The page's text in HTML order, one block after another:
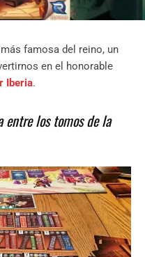
famosa del reino, un
en el honorable
Iberia.
entre los tomos de la